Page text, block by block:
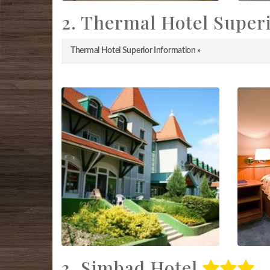
2. Thermal Hotel
Thermal Hotel Superior Information »